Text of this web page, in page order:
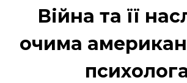
Війна та її
очима